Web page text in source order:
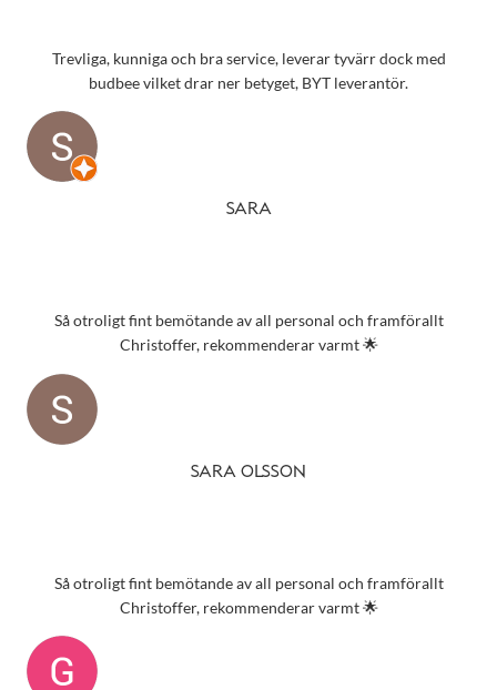
Trevliga, kunniga och bra service, leverar tyvärr dock med
budbee vilket drar ner betyget, BYT leverantör.
SARA
Så otroligt fint bemötande av all personal och framförallt
Christoffer, rekommenderar varmt 🌟
SARA OLSSON
Så otroligt fint bemötande av all personal och framförallt
Christoffer, rekommenderar varmt 🌟